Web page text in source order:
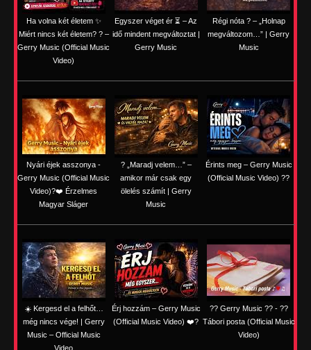
Ha volna két életem ✨
Miért nincs két életem? ? –
Gerry Music (Official Music
Video)
Egyszer véget ér ⏳ – Az
idő mindent megváltoztat |
Gerry Music
Régi nóta ? – „Holnap
megváltozom…” | Gerry
Music
Nyári éjek asszonya -
Gerry Music (Official Music
Video)?❤️ Érzelmes
Magyar Sláger
? „Maradj velem…” –
amikor már csak egy
ölelés számít | Gerry
Music
Érints meg – Gerry Music
(Official Music Video) ??
☀️ Kergesd el a felhőt…
még nincs vége! | Gerry
Music – Official Music
Video
Érj hozzám – Gerry Music
(Official Music Video) ❤️?
?? Gerry Music ?? - ??
Tábori posta (Official Music
Video)